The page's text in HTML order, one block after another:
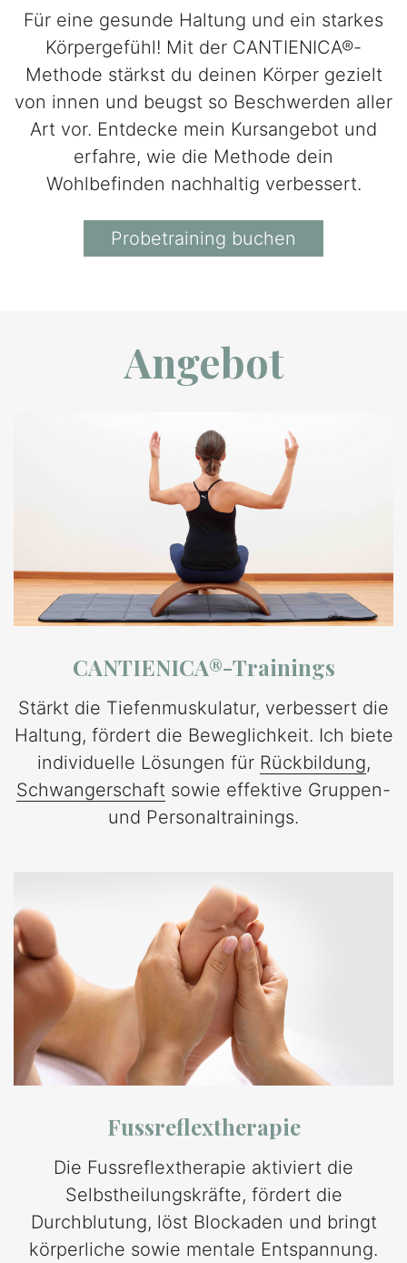
Für eine gesunde Haltung und ein starkes
Körpergefühl! Mit der CANTIENICA®-
Methode stärkst du deinen Körper gezielt
von innen und beugst so Beschwerden aller
Art vor. Entdecke mein Kursangebot und
erfahre, wie die Methode dein
Wohlbefinden nachhaltig verbessert.
Probetraining buchen
Angebot
CANTIENICA®-Trainings
Stärkt die Tiefenmuskulatur, verbessert die
Haltung, fördert die Beweglichkeit. Ich biete
individuelle Lösungen für Rückbildung,
Schwangerschaft sowie effektive Gruppen-
und Personaltrainings.
Fussreflextherapie
Die Fussreflextherapie aktiviert die
Selbstheilungskräfte, fördert die
Durchblutung, löst Blockaden und bringt
körperliche sowie mentale Entspannung.